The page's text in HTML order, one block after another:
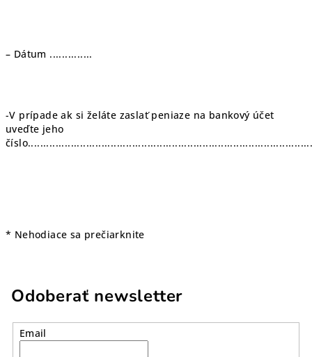
– Dátum ..............
-V prípade ak si želáte zaslať peniaze na bankový účet
uveďte jeho
* Nehodiace sa prečiarknite
Odoberať newsletter
Email